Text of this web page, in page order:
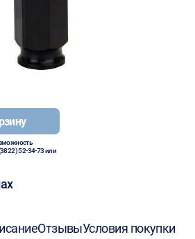
52-34-73или
ОтзывыУсловия покупки